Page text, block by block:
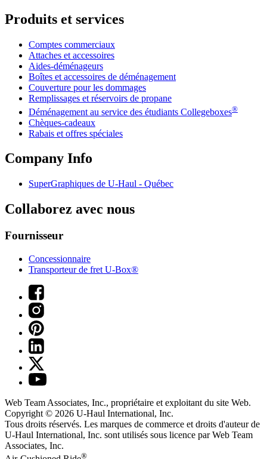
Produits et services
Comptes commerciaux
Attaches et accessoires
Aides-déménageurs
Boîtes et accessoires de déménagement
Couverture pour les dommages
Remplissages et réservoirs de propane
Déménagement au service des étudiants Collegeboxes®
Chèques-cadeaux
Rabais et offres spéciales
Company Info
SuperGraphiques de U-Haul - Québec
Collaborez avec nous
Fournisseur
Concessionnaire
Transporteur de fret U-Box®
Web Team Associates, Inc., propriétaire et exploitant du site Web.
Copyright © 2026 U-Haul International, Inc.
Tous droits réservés. Les marques de commerce et droits d'auteur de
U-Haul International, Inc. sont utilisés sous licence par Web Team
Associates, Inc.
®